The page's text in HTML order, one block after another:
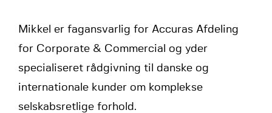
Mikkel er fagansvarlig for Accuras Afdeling
for Corporate & Commercial og yder
specialiseret rådgivning til danske og
internationale kunder om komplekse
selskabsretlige forhold.